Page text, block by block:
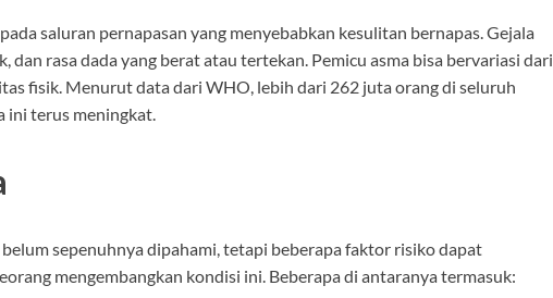
saluran pernapasan yang menyebabkan kesulitan bernapas. Gejala
dan rasa dada yang berat atau tertekan. Pemicu asma bisa bervariasi dari
fisik. Menurut data dari WHO, lebih dari 262 juta orang di seluruh
ini terus meningkat.
sepenuhnya dipahami, tetapi beberapa faktor risiko dapat
mengembangkan kondisi ini. Beberapa di antaranya termasuk: